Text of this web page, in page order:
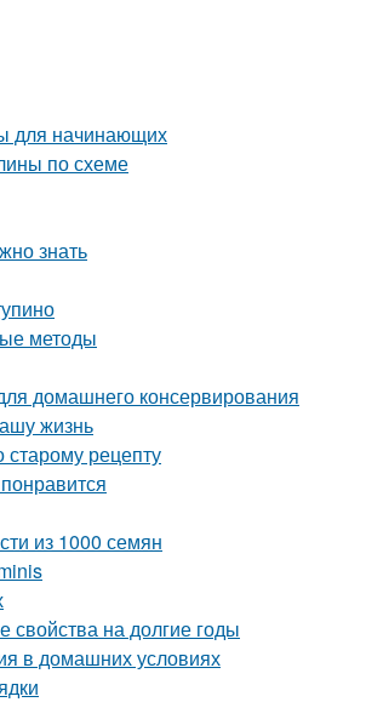
для начинающих
по схеме
знать
методы
домашнего консервирования
жизнь
рецепту
из 1000 семян
свойства на долгие годы
в домашних условиях